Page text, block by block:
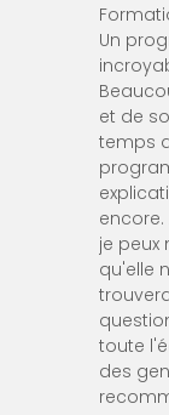
Un
et de
temps
je peux
qu'elle
toute
des